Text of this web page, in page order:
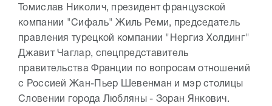
Томислав Николич, президент французской
компании "Сифаль" Жиль Реми, председатель
правления турецкой компании "Нергиз Холдинг"
Джавит Чаглар, спецпредставитель
правительства Франции по вопросам отношений
с Россией Жан-Пьер Шевенман и мэр столицы
Словении города Любляны - Зоран Янкович.